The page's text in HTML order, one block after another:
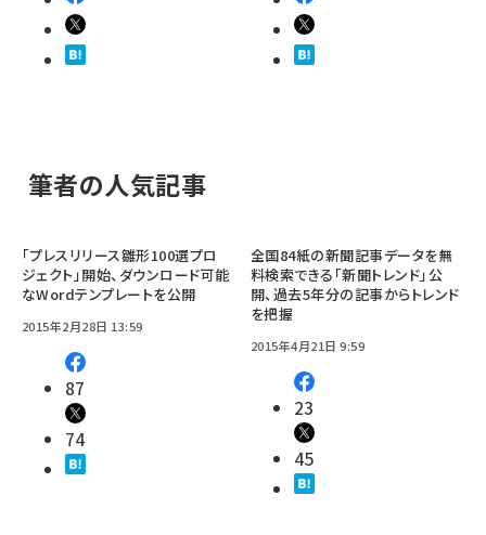
筆者の人気記事
「プレスリリース雛形100選プロ
ジェクト」開始、ダウンロード可能
なWordテンプレートを公開
2015年2月28日 13:59
87
74
全国84紙の新聞記事データを無
料検索できる「新聞トレンド」公
開、過去5年分の記事からトレンド
を把握
2015年4月21日 9:59
23
45